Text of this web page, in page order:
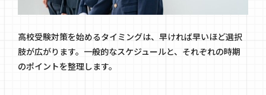
高校受験対策を始めるタイミングは、早ければ早いほど選択
肢が広がります。一般的なスケジュールと、それぞれの時期
のポイントを整理します。